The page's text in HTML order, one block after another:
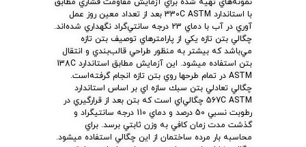
با استاندارد 330C ASTM بعد از تعداد معين روز عمل
آوري در آب با دماي 23 درجه سانتي‌گراد نگهداري شده‌اند.
چگالي بتن تازه يكي از پارامترهاي توصيف بتن تازه
مي‌باشد كه بيشتر به منظور طراحي قالب‌بندي و انتقال
بتن استفاده ميشود. اين آزمايش مطابق استاندارد 138C
ASTM در تمام طرحها روي بتن تازه انجام گرفته‌است.
چگالي تعادلي بتن سبك سازه اي بر اساس استاندارد
567C ASTM چگالي‌اي است كه بتن بعد از قرارگيري در
رطوبت نسبي 50 درصد و دماي 110 درجه سانتيگراد و
گذشت مدت زمان كافي به وزن ثابتي برسد. براي
محاسبه بار مرده ساختمان از اين چگالي استفاده ميشود.